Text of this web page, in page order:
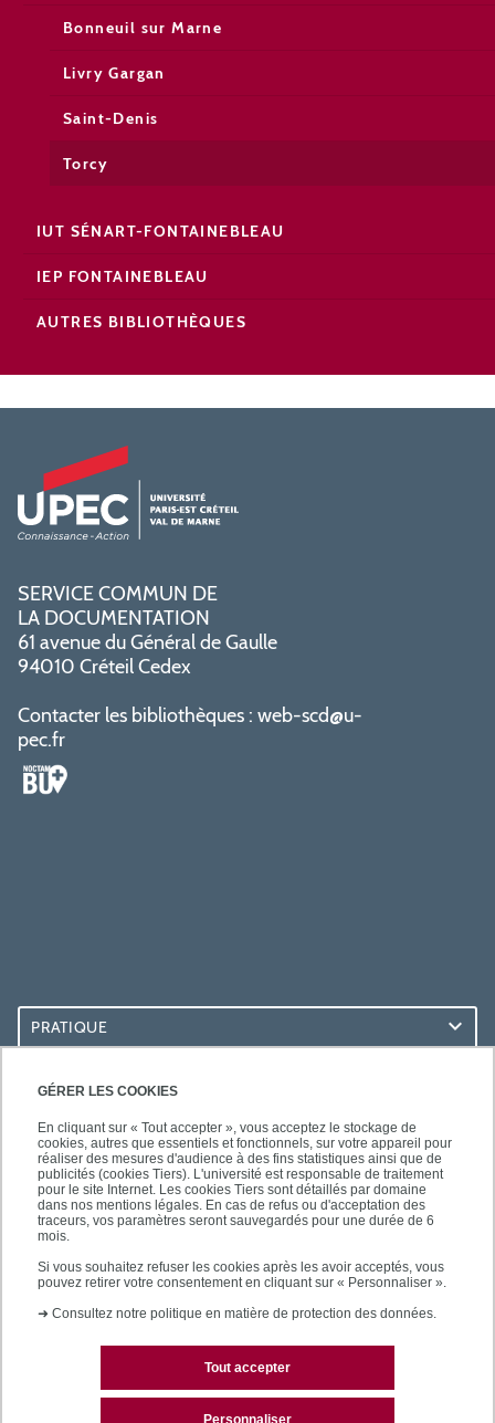
GÉRER LES COOKIES
En cliquant sur « Tout accepter », vous acceptez le stockage de
cookies, autres que essentiels et fonctionnels, sur votre appareil pour
réaliser des mesures d'audience à des fins statistiques ainsi que de
publicités (cookies Tiers). L'université est responsable de traitement
pour le site Internet. Les cookies Tiers sont détaillés par domaine
dans nos mentions légales. En cas de refus ou d'acceptation des
traceurs, vos paramètres seront sauvegardés pour une durée de 6
mois.
Si vous souhaitez refuser les cookies après les avoir acceptés, vous
pouvez retirer votre consentement en cliquant sur « Personnaliser ».
➜ Consultez notre politique en matière de protection des données.
Tout accepter
Bonneuil sur Marne
Livry Gargan
Saint-Denis
Torcy
IUT SÉNART-FONTAINEBLEAU
IEP FONTAINEBLEAU
AUTRES BIBLIOTHÈQUES
SERVICE COMMUN DE
LA DOCUMENTATION
61 avenue du Général de Gaulle
94010 Créteil Cedex
Contacter les bibliothèques : web-scd@u-
pec.fr
PRATIQUE
ACCÈS RAPIDES
LES BU SUR...
Mentions légales